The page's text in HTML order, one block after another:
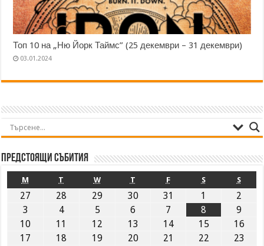
Топ 10 на „Ню Йорк Таймс” (25 декември – 31 декември)
03.01.2024
Предстоящи събития
M T W T F S S
27 28 29 30 31 1
2
3
4 5 6 7 8
9
10
11 12 13 14 15
16
17
18 19 20 21 22
23